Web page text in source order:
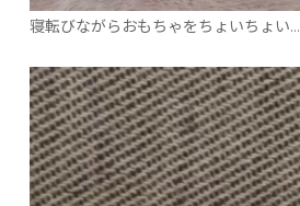
寝転びながらおもちゃをちょいちょい…